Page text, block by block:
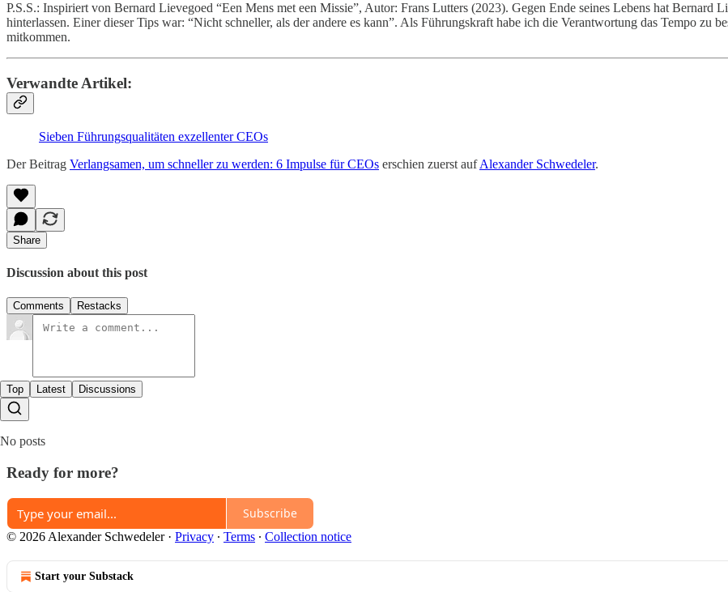
P.S.S.: Inspiriert von Bernard Lievegoed “Een Mens met een Missie”, Autor: Frans Lutters (2023). Gegen Ende seines Lebens hat Bernard
hinterlassen. Einer dieser Tips war: “Nicht schneller, als der andere es kann”. Als Führungskraft habe ich die Verantwortung das Tempo zu
mitkommen.
Verwandte Artikel:
Sieben Führungsqualitäten exzellenter CEOs
Der Beitrag Verlangsamen, um schneller zu werden: 6 Impulse für CEOs erschien zuerst aufAlexander Schwedeler.
Share
Discussion about this post
Comments Restacks
Top Latest Discussions
No posts
Ready for more?
Subscribe
© 2026 Alexander Schwedeler· Privacy ∙ Terms ∙ Collection notice
Start your Substack